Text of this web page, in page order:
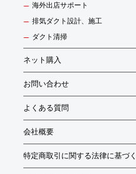
海外出店サポート
排気ダクト設計、施工
ダクト清掃
ネット購入
お問い合わせ
よくある質問
会社概要
特定商取引に関する法律に基づ